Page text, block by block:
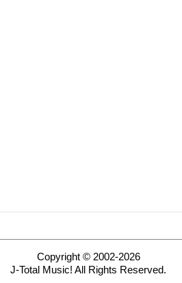
Copyright © 2002-2026
J-Total Music! All Rights Reserved.